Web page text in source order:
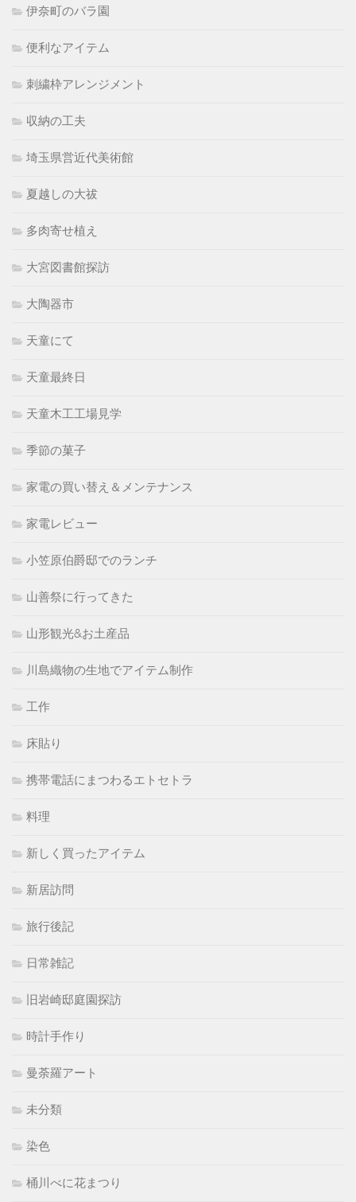
伊奈町のバラ園
便利なアイテム
刺繍枠アレンジメント
収納の工夫
埼玉県営近代美術館
夏越しの大祓
多肉寄せ植え
大宮図書館探訪
大陶器市
天童にて
天童最終日
天童木工工場見学
季節の菓子
家電の買い替え＆メンテナンス
家電レビュー
小笠原伯爵邸でのランチ
山善祭に行ってきた
山形観光&お土産品
川島織物の生地でアイテム制作
工作
床貼り
携帯電話にまつわるエトセトラ
料理
新しく買ったアイテム
新居訪問
旅行後記
日常雑記
旧岩崎邸庭園探訪
時計手作り
曼荼羅アート
未分類
染色
桶川べに花まつり